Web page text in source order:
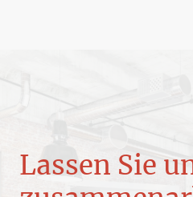
Lassen Sie